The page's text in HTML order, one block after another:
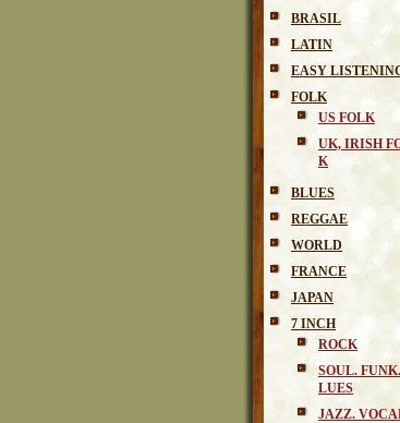
BRASIL
LATIN
EASY
FOLK
US FOLK
UK, IRISH
K
BLUES
REGGAE
WORLD
FRANCE
JAPAN
7 INCH
ROCK
SOUL.
LUES
JAZZ.